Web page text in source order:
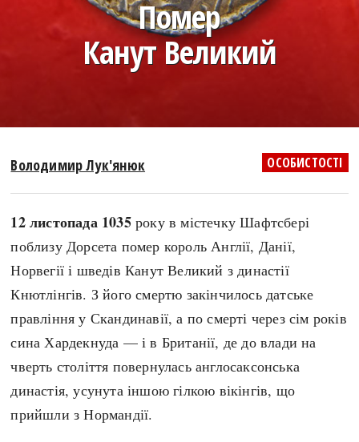
СЬОГОДНІ
ПРАВИЛА ЖИТТЯ
ПОДКАСТИ
КРУГЛІ ДАТИ
КАРТИ
НОТА БЕНЕ
ПРЯМА МОВА
МОЯ ІСТОРІЯ
Авіація і космонавтика
Архітектура і будівництво
Битви і війни
Катастрофи
Княжа доба
Українська революція
Помер
Канут Великий
ОСОБИСТОСТІ
Володимир Лук'янюк
12 листопада 1035року в містечку Шафтсбері
поблизу Дорсета помер король Англії, Данії,
Норвегії і шведів Канут Великий з династії
Кнютлінгів. З його смертю закінчилось датське
правління у Скандинавії, а по смерті через сім років
сина Хардекнуда — і в Британії, де до влади на
чверть століття повернулась англосаксонська
династія, усунута іншою гілкою вікінгів, що
прийшли з Нормандії.